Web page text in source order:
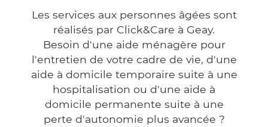
Les services aux personnes âgées sont
réalisés par Click&Care à Geay.
Besoin d'une aide ménagère pour
l'entretien de votre cadre de vie, d'une
aide à domicile temporaire suite à une
hospitalisation ou d'une aide à
domicile permanente suite à une
perte d'autonomie plus avancée ?